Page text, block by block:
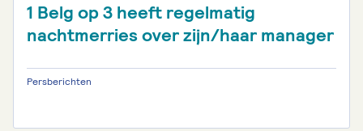
1 Belg op 3 heeft regelmatig
nachtmerries over zijn/haar manager
Persberichten